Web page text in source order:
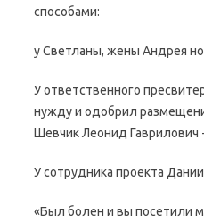
способами:
у Светланы, жены Андрея
У ответственного
нужду и одобрил
Шевчик Леонид Гаврилович
У сотрудника проекта
«Был болен и вы посетили